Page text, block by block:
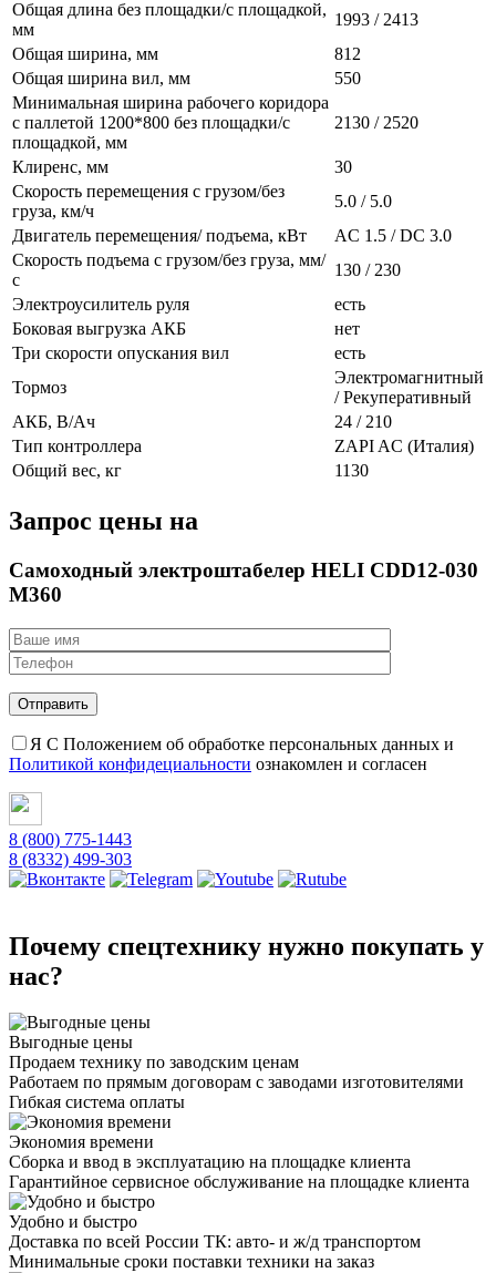
Общая длина без площадки/с площадкой,
мм
1993 / 2413
Общая ширина, мм
812
Общая ширина вил, мм
550
Минимальная ширина рабочего коридора
с паллетой 1200*800 без площадки/с
площадкой, мм
2130 / 2520
Клиренс, мм
30
Скорость перемещения с грузом/без
груза, км/ч
5.0 / 5.0
Двигатель перемещения/ подъема, кВт
AC 1.5 / DC 3.0
Скорость подъема с грузом/без груза, мм/
с
130 / 230
Электроусилитель руля
есть
Боковая выгрузка АКБ
нет
Три скорости опускания вил
есть
Тормоз
Электромагнитный
/ Рекуперативный
АКБ, В/Ач
24 / 210
Тип контроллера
ZAPI AC (Италия)
Общий вес, кг
1130
Запрос цены на
Самоходный электроштабелер HELI CDD12-030
M360
Я С Положением об обработке персональных данных и
Политикой конфидециальности ознакомлен и согласен
8 (800) 775-1443
8 (8332) 499-303
Почему спецтехнику нужно покупать у
нас?
Выгодные цены
Продаем технику по заводским ценам
Работаем по прямым договорам с заводами изготовителями
Гибкая система оплаты
Экономия времени
Сборка и ввод в эксплуатацию на площадке клиента
Гарантийное сервисное обслуживание на площадке клиента
Удобно и быстро
Доставка по всей России ТК: авто- и ж/д транспортом
Минимальные сроки поставки техники на заказ